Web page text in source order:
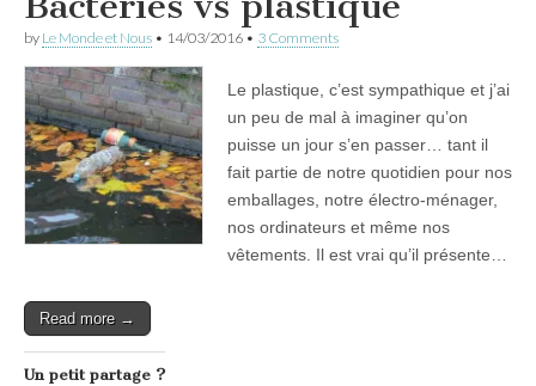
by Le Monde et Nous • 14/03/2016 • 3 Comments
Le plastique, c’est sympathique et j’ai
un peu de mal à imaginer qu’on
puisse un jour s’en passer… tant il
fait partie de notre quotidien pour nos
emballages, notre électro-ménager,
nos ordinateurs et même nos
vêtements. Il est vrai qu’il présente…
Read more →
Un petit partage ?